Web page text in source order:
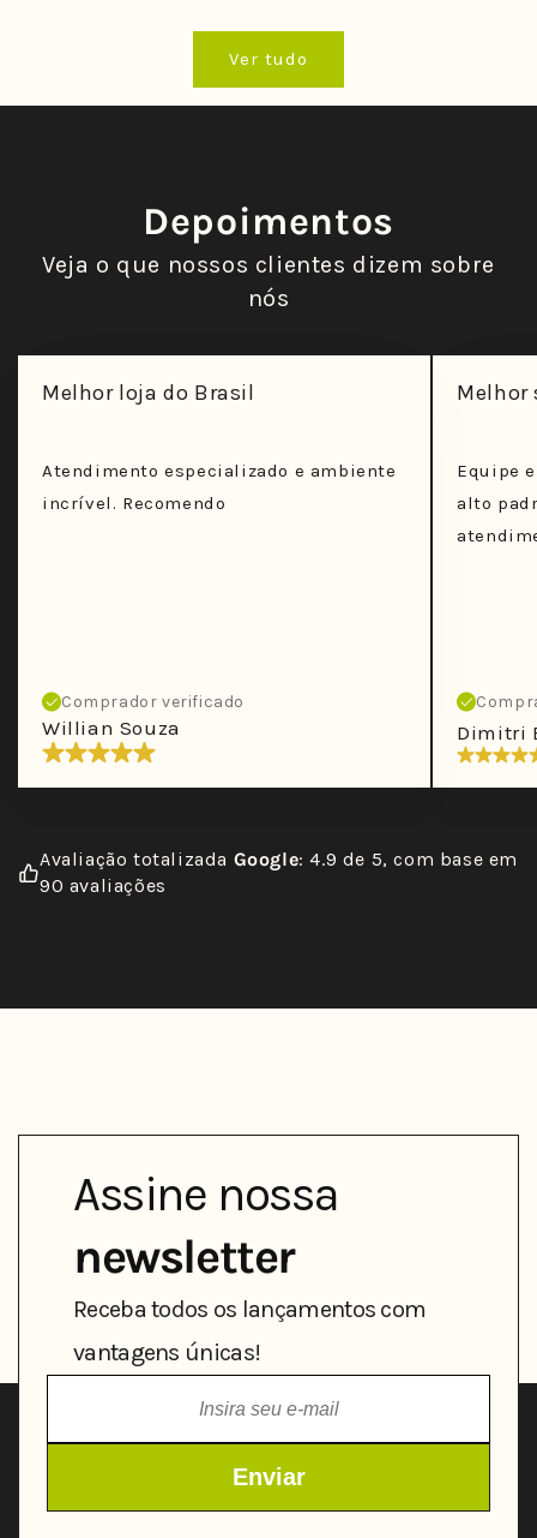
Ver tudo
Depoimentos
Veja o que nossos clientes dizem sobre
nós
Willian Souza
Melhor loja do Brasil
Atendimento especializado e ambiente
incrível. Recomendo
Comprador verificado
Dimitri
Melhor
Equipe
alto
Avaliação totalizada Google: 4.9 de 5, com base em
90 avaliações
Assine nossa
newsletter
Receba todos os lançamentos com
vantagens únicas!